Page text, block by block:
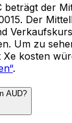
beträgt der
Der
Um zu
Xe kosten
.
AUD?